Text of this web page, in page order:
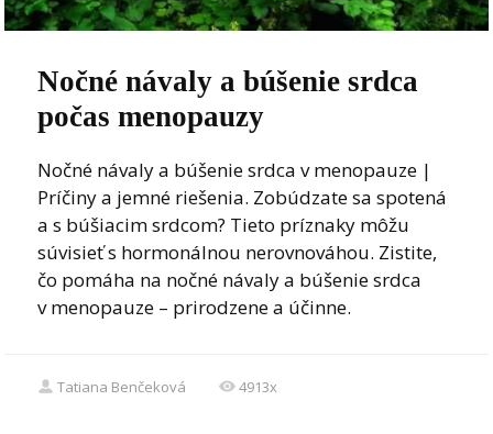
Nočné návaly a búšenie srdca
počas menopauzy
Nočné návaly a búšenie srdca v menopauze |
Príčiny a jemné riešenia. Zobúdzate sa spotená
a s búšiacim srdcom? Tieto príznaky môžu
súvisieť s hormonálnou nerovnováhou. Zistite,
čo pomáha na nočné návaly a búšenie srdca
v menopauze – prirodzene a účinne.
Tatiana Benčeková 4913x